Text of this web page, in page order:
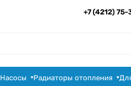
+7 (4212)
Насосы Радиаторы отопления